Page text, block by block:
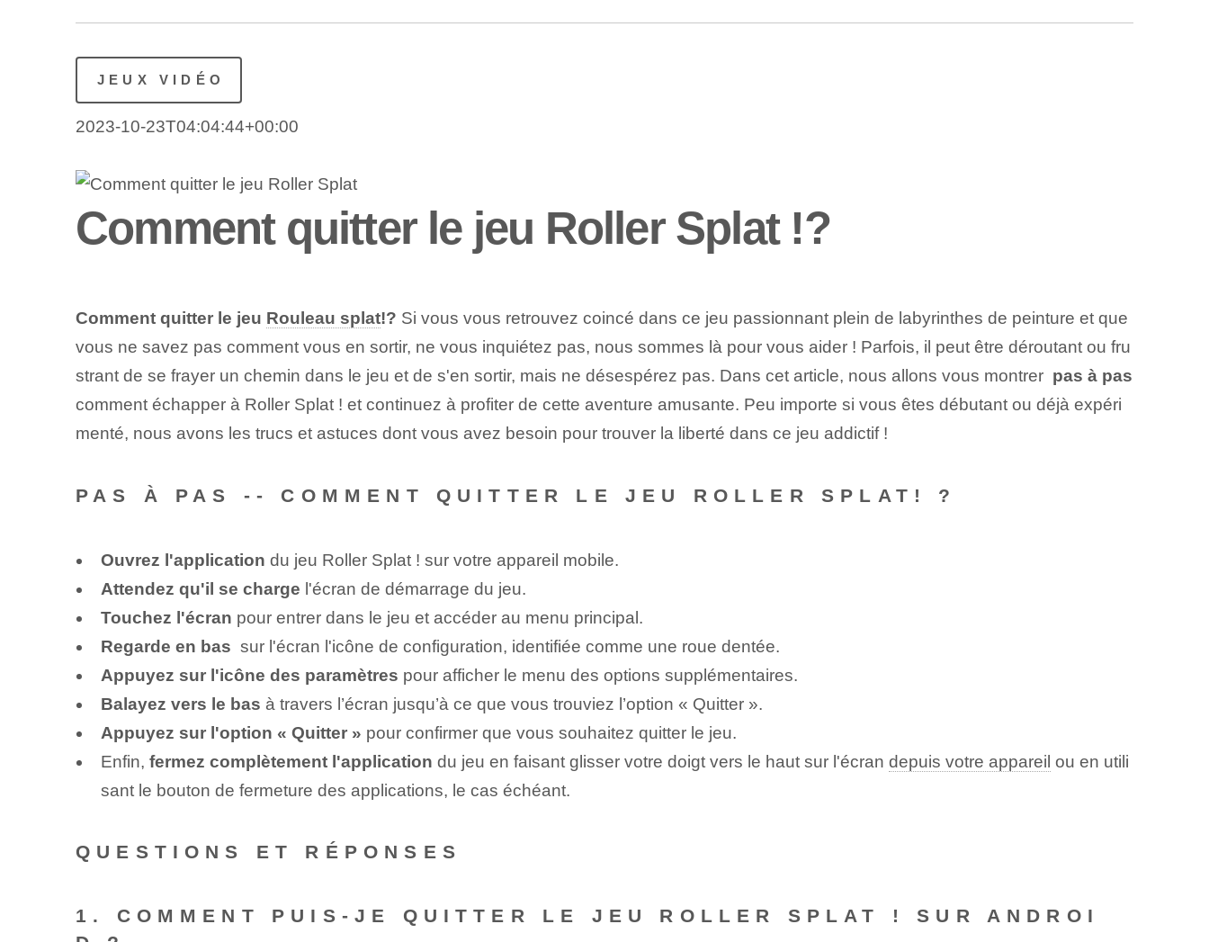
JEUX VIDÉO
2023-10-23T04:04:44+00:00
Comment quitter le jeu Roller Splat !?
Comment quitter le jeu Rouleau splat!? Si vous vous retrouvez coincé dans ce jeu passionnant plein de labyrinthes de peinture et que
vous ne savez pas comment vous en sortir, ne vous inquiétez pas, nous sommes là pour vous aider ! Parfois, il peut être déroutant ou fru
strant de se frayer un chemin dans le jeu et de s'en sortir, mais ne désespérez pas. Dans⁢ cet​ article, nous allons vous montrer ‍ pas à pas
comment échapper à Roller Splat ! et continuez à profiter de cette aventure amusante. ⁤Peu importe si vous êtes débutant ou déjà expéri
menté, ⁤nous avons les trucs et astuces dont vous avez besoin pour trouver la liberté dans ce ⁢jeu⁢ addictif !
PAS À PAS -- COMMENT QUITTER LE JEU ROLLER SPLAT! ?
Ouvrez l'application du jeu ⁣Roller Splat ! sur votre appareil mobile.
Attendez qu'il se charge l'écran de démarrage du jeu.
Touchez⁤ l'écran pour entrer dans le jeu et accéder au menu principal.
Regarde en bas ⁤ sur l'écran​ l'icône de configuration, identifiée comme une roue dentée.
Appuyez sur l'icône des paramètres pour afficher le menu des options supplémentaires.
Balayez vers le bas à travers l’écran jusqu’à ce que vous trouviez l’option « Quitter ».
Appuyez sur l'option « Quitter » pour confirmer que vous souhaitez quitter le jeu.
Enfin, fermez complètement l'application du jeu en faisant glisser votre doigt vers le haut sur l'écran depuis votre appareil ou en utili
sant⁢ le bouton de fermeture des applications, le cas échéant.
QUESTIONS ET RÉPONSES
1. COMMENT PUIS-JE QUITTER LE JEU ROLLER SPLAT ! SUR ANDROI